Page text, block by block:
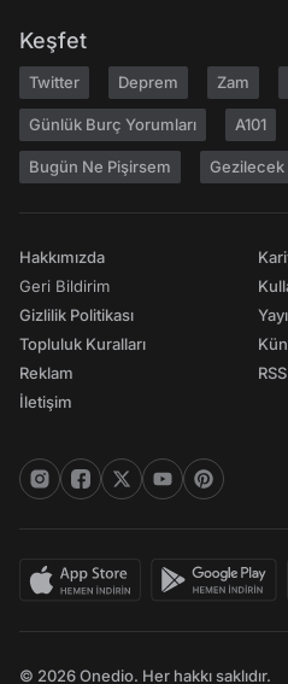
Keşfet
Twitter Deprem Zam
Günlük Burç Yorumları A101
Bugün Ne Pişirsem Gezilecek
Hakkımızda
Geri Bildirim
Gizlilik Politikası
Topluluk Kuralları
Reklam
İletişim
RSS
© 2026 Onedio. Her hakkı saklıdır.